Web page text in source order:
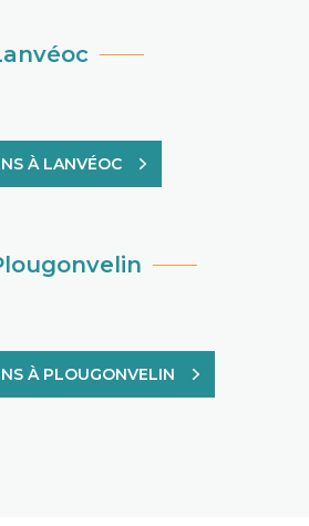
À LANVÉOC
À PLOUGONVELIN